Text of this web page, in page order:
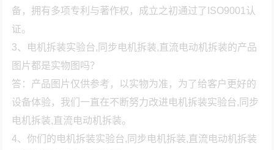
备，拥有多项专利与著作权，成立之初通过了ISO9001认
证。
3、电机拆装实验台,同步电机拆装,直流电动机拆装的产品
图片都是实物图吗？
答：产品图片仅供参考，以实物为准，为了给客户更好的
设备体验，我们一直在不断努力改进电机拆装实验台,同步
电机拆装,直流电动机拆装。
4、你们的电机拆装实验台,同步电机拆装,直流电动机拆装